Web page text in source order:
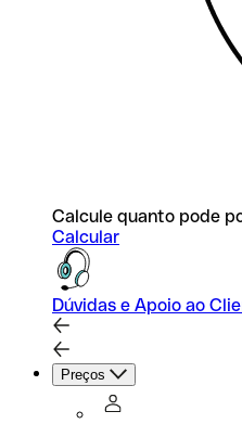
Calcule quanto pode
Calcular
Dúvidas e Apoio ao
Preços